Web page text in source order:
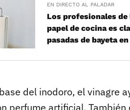
EN DIRECTO AL PALADAR
Los profesionales
papel de cocina es
pasadas de bayeta
del inodoro, el vinagre
perfume artificial.